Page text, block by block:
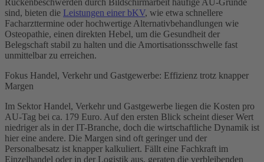
sind, bieten die Leistungen einer bKV, wie etwa schnellere
Facharzttermine oder hochwertige Alternativbehandlungen wie
Osteopathie, einen direkten Hebel, um die Gesundheit der
Belegschaft stabil zu halten und die Amortisationsschwelle fast
unmittelbar zu erreichen.
Fokus Handel, Verkehr und Gastgewerbe: Effizienz trotz knapper
Margen
Im Sektor Handel, Verkehr und Gastgewerbe liegen die Kosten pro
AU-Tag bei ca. 179 Euro. Auf den ersten Blick scheint dieser Wert
niedriger als in der IT-Branche, doch die wirtschaftliche Dynamik ist
hier eine andere. Die Margen sind oft geringer und der
Personalbesatz ist knapper kalkuliert. Fällt eine Fachkraft im
Einzelhandel oder in der Logistik aus, geraten die verbleibenden